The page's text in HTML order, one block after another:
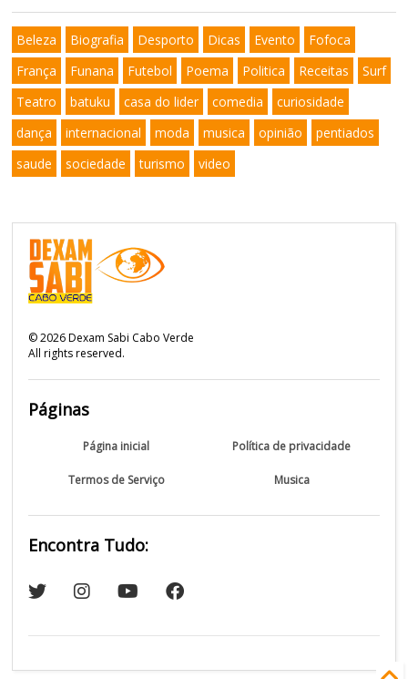
Beleza Biografia Desporto Dicas Evento
Fofoca
França
Funana Futebol Poema Politica Receitas
Surf
Teatro
batuku casa do lider comedia
curiosidade
dança
internacional moda musica opinião
pentiados
saude
sociedade turismo video
©2026Dexam Sabi Cabo Verde
All rights reserved.
Páginas
Página inicial Política de privacidade
Termos de Serviço Musica
Encontra Tudo: